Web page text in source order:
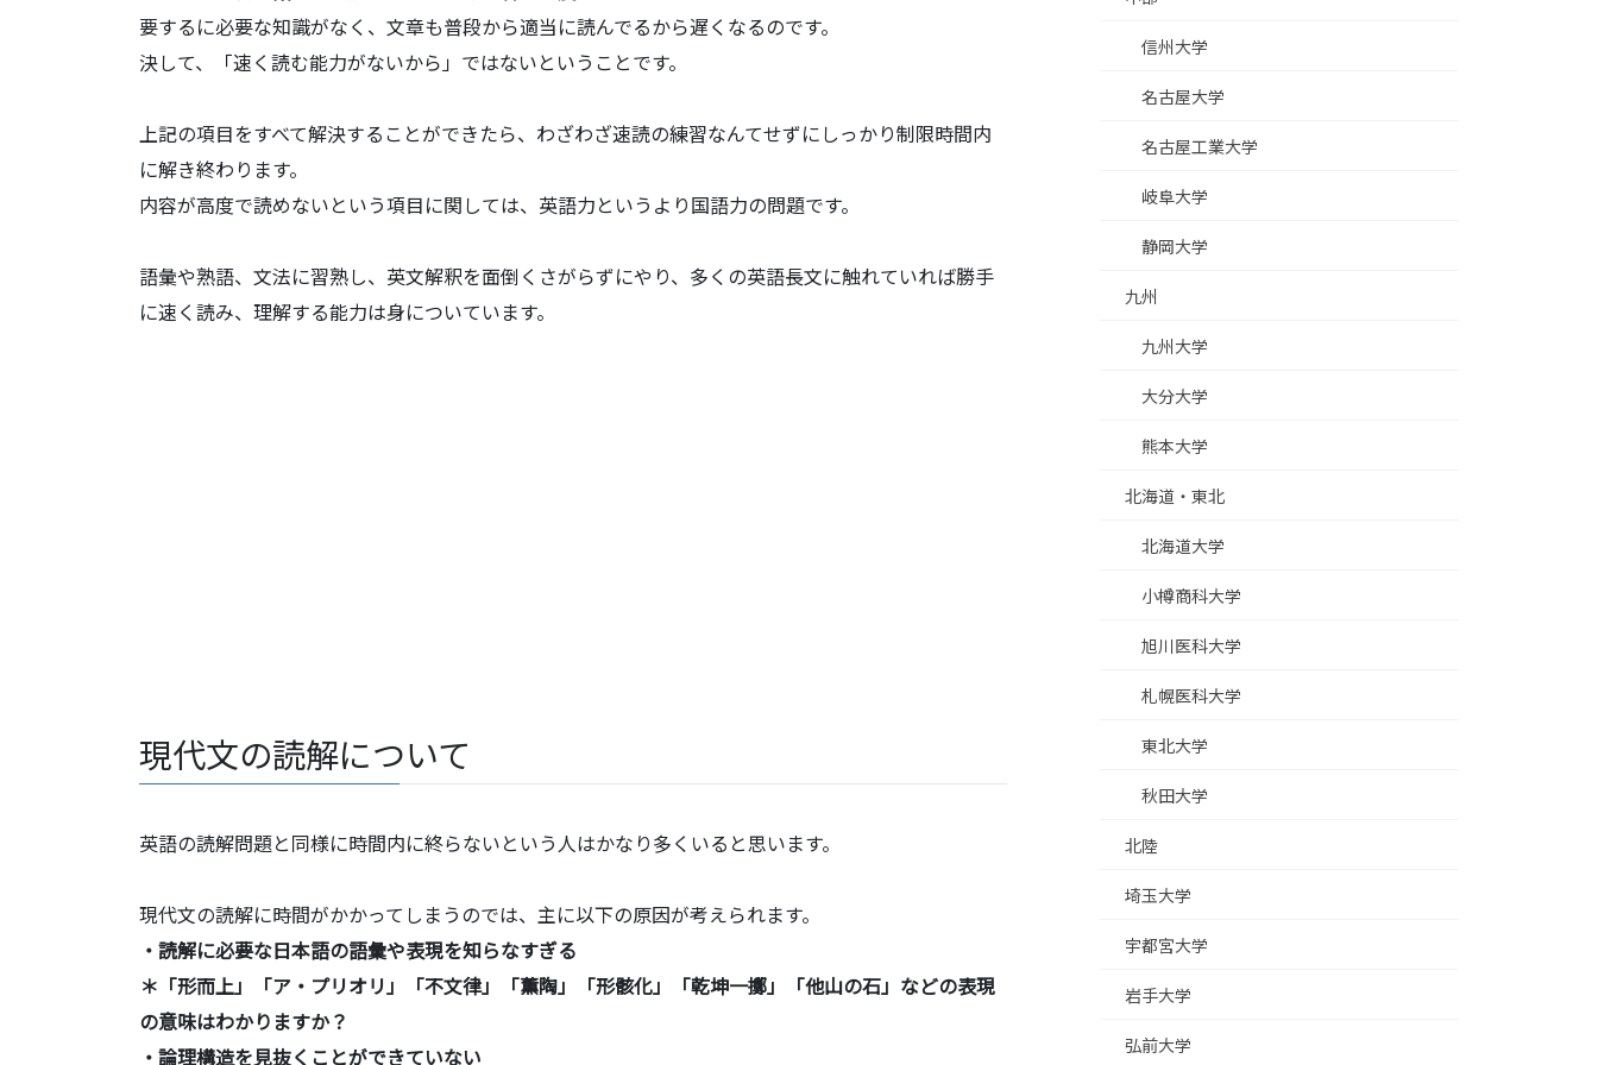
要するに必要な知識がなく、文章も普段から適当に読んでるから遅くなるのです。
決して、「速く読む能力がないから」ではないということです。
上記の項目をすべて解決することができたら、わざわざ速読の練習なんてせずにしっかり制限時間内
に解き終わります。
内容が高度で読めないという項目に関しては、英語力というより国語力の問題です。
語彙や熟語、文法に習熟し、英文解釈を面倒くさがらずにやり、多くの英語長文に触れていれば勝手
に速く読み、理解する能力は身についています。
現代文の読解について
英語の読解問題と同様に時間内に終らないという人はかなり多くいると思います。
現代文の読解に時間がかかってしまうのでは、主に以下の原因が考えられます。
・読解に必要な日本語の語彙や表現を知らなすぎる
＊「形而上」「ア・プリオリ」「不文律」「薫陶」「形骸化」「乾坤一擲」「他山の石」などの表現
の意味はわかりますか？
・論理構造を見抜くことができていない
信州大学
名古屋大学
名古屋工業大学
岐阜大学
静岡大学
九州
九州大学
大分大学
熊本大学
北海道・東北
北海道大学
小樽商科大学
旭川医科大学
札幌医科大学
東北大学
秋田大学
北陸
埼玉大学
宇都宮大学
岩手大学
弘前大学